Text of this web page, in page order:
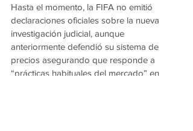
Hasta el momento, la FIFA no emitió
declaraciones oficiales sobre la nueva
investigación judicial, aunque
anteriormente defendió su sistema de
precios asegurando que responde a
“prácticas habituales del mercado” en